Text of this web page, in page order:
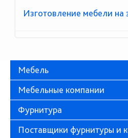
Изготовление мебели на
Мебель
Мебельные компании
Фурнитура
Поставщики фурнитуры и